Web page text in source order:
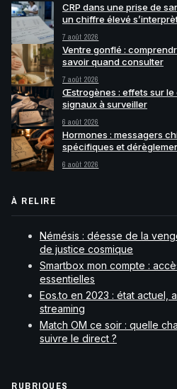
CRP dans une prise de
un chiffre élevé
7 août 2026
Ventre gonflé :
savoir quand consulter
7 août 2026
Œstrogènes : effets sur
signaux à surveiller
6 août 2026
Hormones : messagers
spécifiques et
6 août 2026
À RELIRE
Némésis : déesse de la
de justice cosmique
Smartbox mon compte :
essentielles
Eos.to en 2023 : état actuel,
streaming
Match OM ce soir : quelle
suivre le direct ?
RUBRIQUES